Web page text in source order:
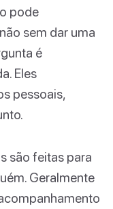
pode
sem dar uma
é
Eles
pessoais,
são feitas para
Geralmente